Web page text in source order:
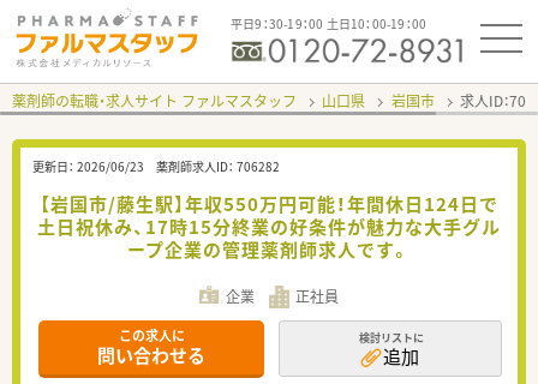
平日9：30-19：00 土日10：00-19：00
薬剤師の転職・求人サイト ファルマスタッフ 山口県 岩国市 求人ID：
更新日： 2026/06/23 薬剤師求人ID： 706282
【岩国市/藤生駅】年収550万円可能！年間休日124日で
土日祝休み、17時15分終業の好条件が魅力な大手グル
ープ企業の管理薬剤師求人です。
企業 正社員
この求人に
問い合わせる
検討リストに
追加